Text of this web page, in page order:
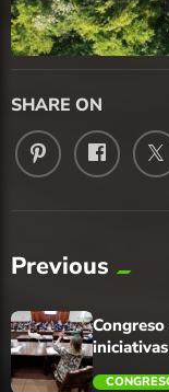
SHARE ON
Previous
iniciativas